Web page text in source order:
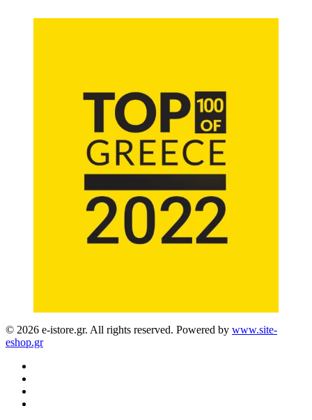
© 2026 e-istore.gr. All rights reserved. Powered by www.site-
eshop.gr